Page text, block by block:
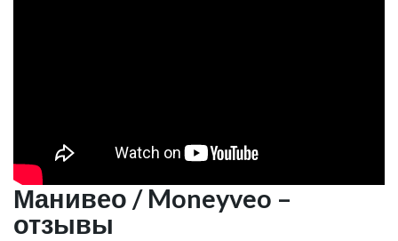
Манивео / Moneyveo –
отзывы